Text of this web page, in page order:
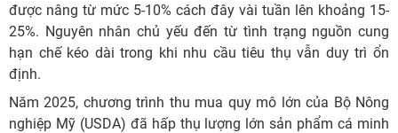
được nâng từ mức 5-10% cách đây vài tuần lên khoảng 15-
25%. Nguyên nhân chủ yếu đến từ tình trạng nguồn cung
hạn chế kéo dài trong khi nhu cầu tiêu thụ vẫn duy trì ổn
định.
Năm 2025, chương trình thu mua quy mô lớn của Bộ Nông
nghiệp Mỹ (USDA) đã hấp thụ lượng lớn sản phẩm cá minh